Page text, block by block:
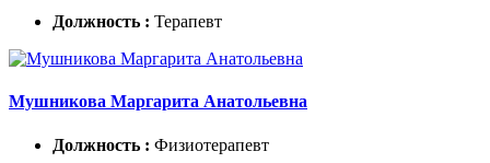
Должность : Терапевт
Мушникова Маргарита Анатольевна
Должность : Физиотерапевт